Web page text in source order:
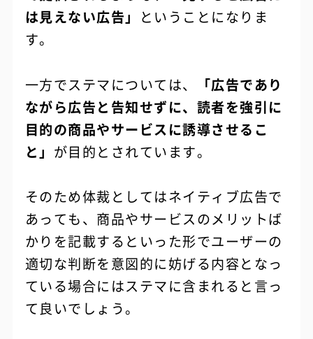
は見えない広告」
ということになりま
す。
一方でステマについては、
「広告であり
ながら広告と告知せずに、読者を強引に
目的の商品やサービスに誘導させるこ
と」 が目的とされています。
そのため体裁としてはネイティブ広告で
あっても、商品やサービスのメリットば
かりを記載するといった形でユーザーの
適切な判断を意図的に妨げる内容となっ
ている場合にはステマに含まれると言っ
て良いでしょう。